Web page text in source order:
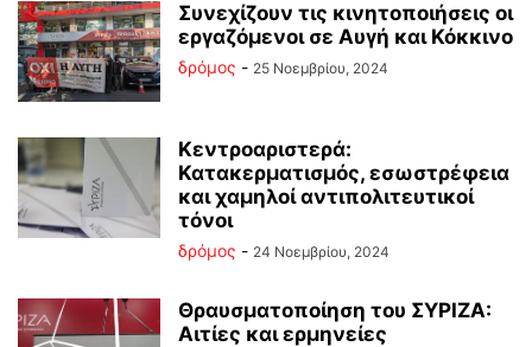
Συνεχίζουν τις κινητοποιήσεις οι
εργαζόμενοι σε Αυγή και Κόκκινο
δρόμος - 25 Νοεμβρίου, 2024
Κεντροαριστερά:
Κατακερματισμός, εσωστρέφεια
και χαμηλοί αντιπολιτευτικοί
τόνοι
δρόμος - 24 Νοεμβρίου, 2024
Θραυσματοποίηση του ΣΥΡΙΖΑ:
Αιτίες και ερμηνείες